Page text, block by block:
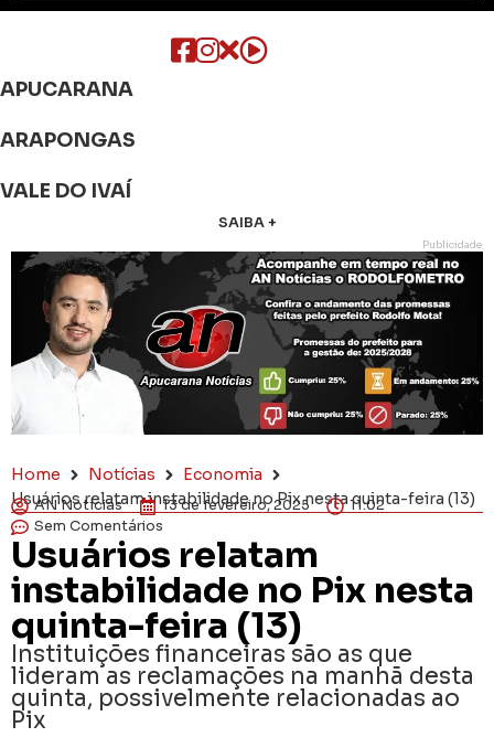
APUCARANA
ARAPONGAS
VALE DO IVAÍ
SAIBA +
Publicidade
Home Notícias
Economia
Usuários relatam instabilidade no Pix nesta quinta-feira (13)
AN Notícias 13 de fevereiro, 2025
11:02
Sem Comentários
Usuários relatam
instabilidade no Pix nesta
quinta-feira (13)
Instituições financeiras são as que
lideram as reclamações na manhã desta
quinta, possivelmente relacionadas ao
Pix